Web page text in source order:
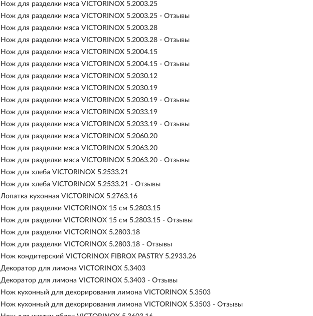
Нож для разделки мяса VICTORINOX 5.2003.25
Нож для разделки мяса VICTORINOX 5.2003.25 - Отзывы
Нож для разделки мяса VICTORINOX 5.2003.28
Нож для разделки мяса VICTORINOX 5.2003.28 - Отзывы
Нож для разделки мяса VICTORINOX 5.2004.15
Нож для разделки мяса VICTORINOX 5.2004.15 - Отзывы
Нож для разделки мяса VICTORINOX 5.2030.12
Нож для разделки мяса VICTORINOX 5.2030.19
Нож для разделки мяса VICTORINOX 5.2030.19 - Отзывы
Нож для разделки мяса VICTORINOX 5.2033.19
Нож для разделки мяса VICTORINOX 5.2033.19 - Отзывы
Нож для разделки мяса VICTORINOX 5.2060.20
Нож для разделки мяса VICTORINOX 5.2063.20
Нож для разделки мяса VICTORINOX 5.2063.20 - Отзывы
Нож для хлеба VICTORINOX 5.2533.21
Нож для хлеба VICTORINOX 5.2533.21 - Отзывы
Лопатка кухонная VICTORINOX 5.2763.16
Нож для разделки VICTORINOX 15 см 5.2803.15
Нож для разделки VICTORINOX 15 см 5.2803.15 - Отзывы
Нож для разделки VICTORINOX 5.2803.18
Нож для разделки VICTORINOX 5.2803.18 - Отзывы
Нож кондитерский VICTORINOX FIBROX PASTRY 5.2933.26
Декоратор для лимона VICTORINOX 5.3403
Декоратор для лимона VICTORINOX 5.3403 - Отзывы
Нож кухонный для декорирования лимона VICTORINOX 5.3503
Нож кухонный для декорирования лимона VICTORINOX 5.3503 - Отзывы